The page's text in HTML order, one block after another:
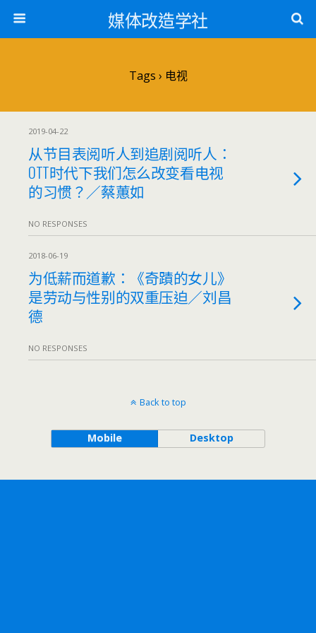
媒体改造学社
Tags › 电视
2019-04-22
从节目表阅听人到追剧阅听人：
OTT时代下我们怎么改变看电视
的习惯？／蔡蕙如
NO RESPONSES
2018-06-19
为低薪而道歉：《奇蹟的女儿》
是劳动与性别的双重压迫／刘昌
德
NO RESPONSES
Back to top
Mobile Desktop